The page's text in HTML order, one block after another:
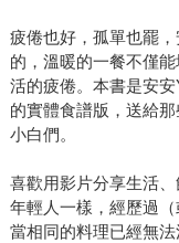
疲倦也好，孤單也罷
的，溫暖的一餐不僅
活的疲倦。本書是安
的實體食譜版，送給
小白們。
喜歡用影片分享生活
年輕人一樣，經歷過
當相同的料理已經無